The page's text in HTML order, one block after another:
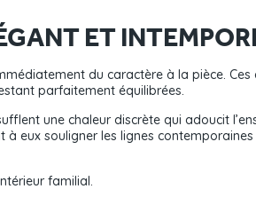
ET
du caractère à la pièce. Ces
parfaitement équilibrées.
une chaleur discrète qui adoucit
eux souligner les lignes
familial.